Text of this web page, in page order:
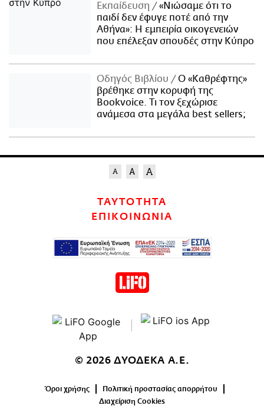
Εκπαίδευση
«Νιώσαμε ότι το
παιδί δεν έφυγε ποτέ από την
Αθήνα»: Η εμπειρία οικογενειών
που επέλεξαν σπουδές στην Κύπρο
Οδηγός Βιβλίου
Ο «Καθρέφτης»
βρέθηκε στην κορυφή της
Bookvoice. Τι τον ξεχώρισε
ανάμεσα στα μεγάλα best sellers;
ΤΑΥΤΟΤΗΤΑ
ΕΠΙΚΟΙΝΩΝΙΑ
© 2026 ΔΥΟΔΕΚΑ Α.Ε.
Όροι χρήσης
Πολιτική προστασίας απορρήτου
Διαχείριση Cookies